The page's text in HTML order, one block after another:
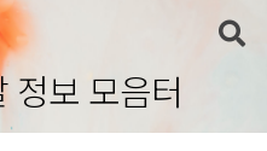
정보 모음터